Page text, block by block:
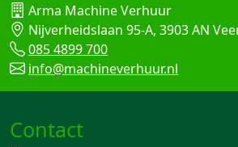
Arma Machine Verhuur
Nijverheidslaan 95-A, 3903 AN
085 4899 700
info@machineverhuur.nl
Contact